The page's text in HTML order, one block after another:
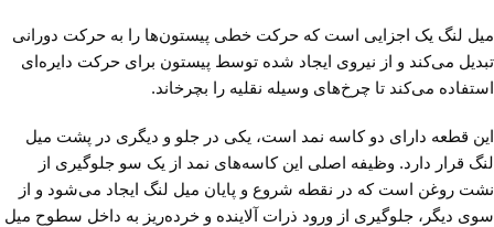
میل لنگ یک اجزایی است که حرکت خطی پیستون‌ها را به حرکت دورانی
تبدیل می‌کند و از نیروی ایجاد شده توسط پیستون برای حرکت دایره‌ای
استفاده می‌کند تا چرخ‌های وسیله نقلیه را بچرخاند.
این قطعه دارای دو کاسه نمد است، یکی در جلو و دیگری در پشت میل
لنگ قرار دارد. وظیفه اصلی این کاسه‌های نمد از یک سو جلوگیری از
نشت روغن است که در نقطه شروع و پایان میل لنگ ایجاد می‌شود و از
سوی دیگر، جلوگیری از ورود ذرات آلاینده و خرده‌ریز به داخل سطوح میل